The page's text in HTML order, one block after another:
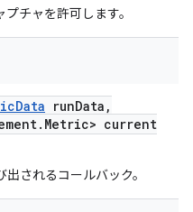
チャを許可します。
Data runData ,
. Metric> current
されるコールバック。